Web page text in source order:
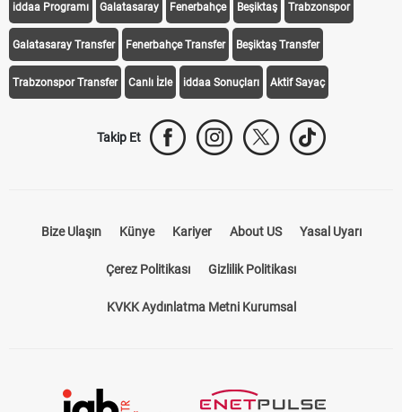
iddaa Programı Galatasaray Fenerbahçe Beşiktaş Trabzonspor
Galatasaray Transfer Fenerbahçe Transfer Beşiktaş Transfer
Trabzonspor Transfer Canlı İzle iddaa Sonuçları Aktif Sayaç
Takip Et
Bize Ulaşın Künye Kariyer About US Yasal Uyarı
Çerez Politikası Gizlilik Politikası
KVKK Aydınlatma Metni Kurumsal